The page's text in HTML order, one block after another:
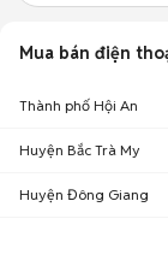
Mua bán điện
Thành phố Hội An
Huyện Bắc Trà My
Huyện Đông Giang